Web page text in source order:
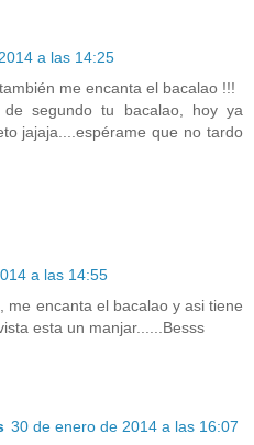
a las 14:25
me encanta el bacalao !!!
segundo tu bacalao, hoy ya
jajaja....espérame que no tardo
a las 14:55
me encanta el bacalao y asi tiene
esta un manjar......Besss
30 de enero de 2014 a las 16:07